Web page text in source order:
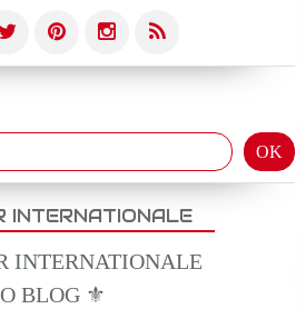
INTERNATIONALE
BLOG ⚜️